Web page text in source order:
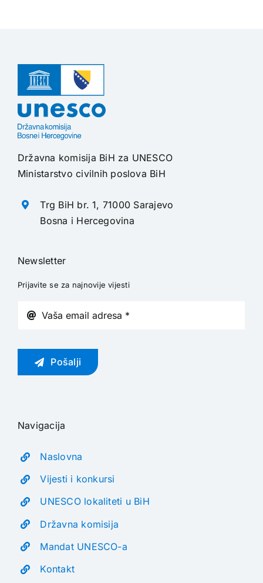
Državna komisija BiH za UNESCO
Ministarstvo civilnih poslova BiH
Trg BiH br. 1, 71000 Sarajevo
Bosna i Hercegovina
Newsletter
Prijavite se za najnovije vijesti
Pošalji
Navigacija
Naslovna
Vijesti i konkursi
UNESCO lokaliteti u BiH
Državna komisija
Mandat UNESCO-a
Kontakt